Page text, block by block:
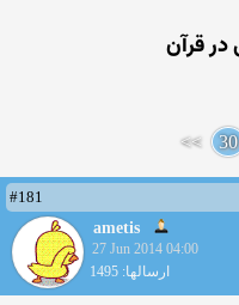
30
>>
#181
ametis
27 Jun 2014 04:00
ارسالها: 1495